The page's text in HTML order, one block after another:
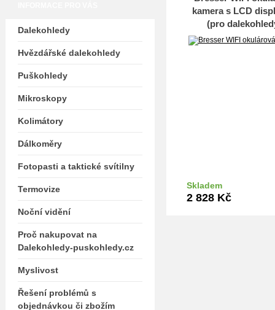
kamera s LCD
(pro
teleskopy i
Skladem
2 828 Kč
Dalekohledy
Hvězdářské dalekohledy
Puškohledy
Mikroskopy
Kolimátory
Dálkoměry
Fotopasti a taktické svítilny
Termovize
Noční vidění
Proč nakupovat na
Dalekohledy-puskohledy.cz
Myslivost
Řešení problémů s
objednávkou či zbožím